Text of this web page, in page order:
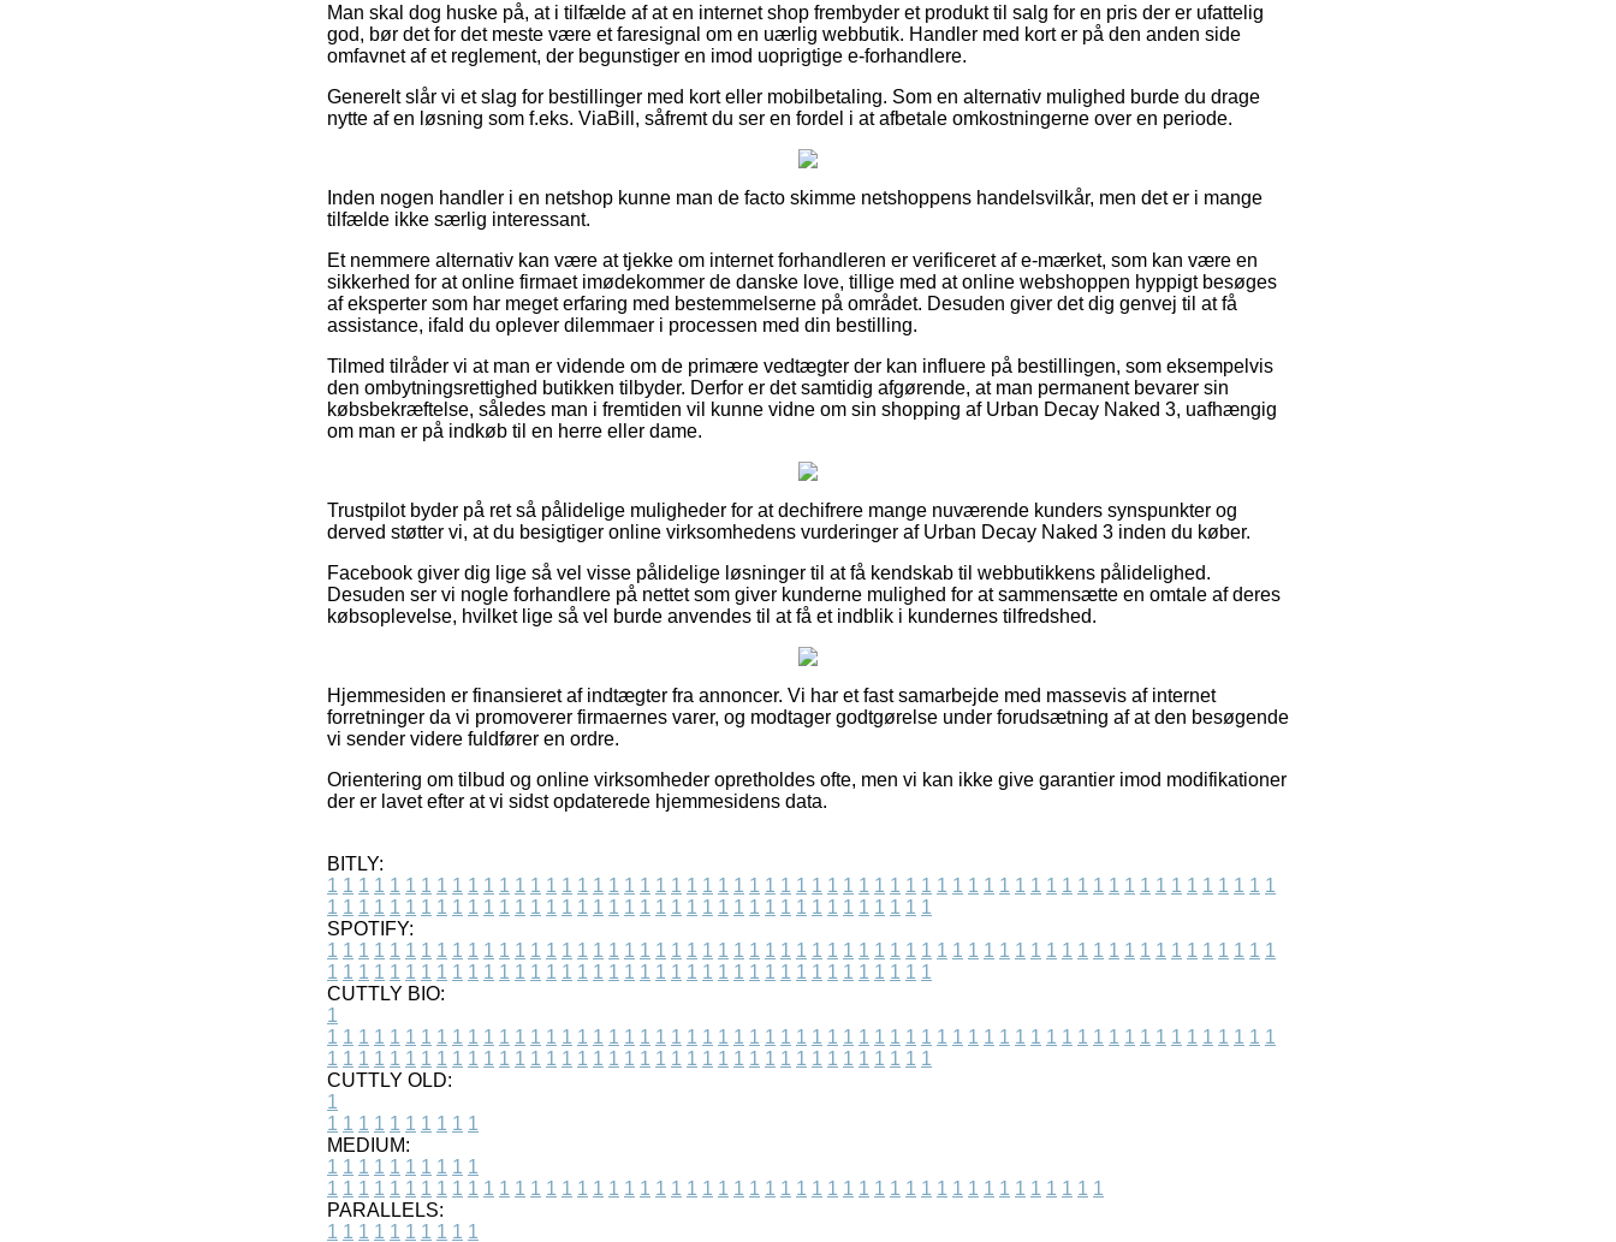
Man skal dog huske på, at i tilfælde af at en internet shop frembyder et produkt til salg for en pris der er ufattelig
god, bør det for det meste være et faresignal om en uærlig webbutik. Handler med kort er på den anden side
omfavnet af et reglement, der begunstiger en imod uoprigtige e-forhandlere.
Generelt slår vi et slag for bestillinger med kort eller mobilbetaling. Som en alternativ mulighed burde du drage
nytte af en løsning som f.eks. ViaBill, såfremt du ser en fordel i at afbetale omkostningerne over en periode.
Inden nogen handler i en netshop kunne man de facto skimme netshoppens handelsvilkår, men det er i mange
tilfælde ikke særlig interessant.
Et nemmere alternativ kan være at tjekke om internet forhandleren er verificeret af e-mærket, som kan være en
sikkerhed for at online firmaet imødekommer de danske love, tillige med at online webshoppen hyppigt besøges
af eksperter som har meget erfaring med bestemmelserne på området. Desuden giver det dig genvej til at få
assistance, ifald du oplever dilemmaer i processen med din bestilling.
Tilmed tilråder vi at man er vidende om de primære vedtægter der kan influere på bestillingen, som eksempelvis
den ombytningsrettighed butikken tilbyder. Derfor er det samtidig afgørende, at man permanent bevarer sin
købsbekræftelse, således man i fremtiden vil kunne vidne om sin shopping af Urban Decay Naked 3, uafhængig
om man er på indkøb til en herre eller dame.
Trustpilot byder på ret så pålidelige muligheder for at dechifrere mange nuværende kunders synspunkter og
derved støtter vi, at du besigtiger online virksomhedens vurderinger af Urban Decay Naked 3 inden du køber.
Facebook giver dig lige så vel visse pålidelige løsninger til at få kendskab til webbutikkens pålidelighed.
Desuden ser vi nogle forhandlere på nettet som giver kunderne mulighed for at sammensætte en omtale af deres
købsoplevelse, hvilket lige så vel burde anvendes til at få et indblik i kundernes tilfredshed.
Hjemmesiden er finansieret af indtægter fra annoncer. Vi har et fast samarbejde med massevis af internet
forretninger da vi promoverer firmaernes varer, og modtager godtgørelse under forudsætning af at den besøgende
vi sender videre fuldfører en ordre.
Orientering om tilbud og online virksomheder opretholdes ofte, men vi kan ikke give garantier imod modifikationer
der er lavet efter at vi sidst opdaterede hjemmesidens data.
BITLY:
1 1 1 1 1 1 1 1 1 1 1 1 1 1 1 1 1 1 1 1 1 1 1 1 1 1 1 1 1 1 1 1 1 1 1 1 1 1 1 1 1 1 1 1 1 1 1 1 1 1 1 1 1 1 1 1 1 1 1 1 1
1 1 1 1 1 1 1 1 1 1 1 1 1 1 1 1 1 1 1 1 1 1 1 1 1 1 1 1 1 1 1 1 1 1 1 1 1 1 1
SPOTIFY:
1 1 1 1 1 1 1 1 1 1 1 1 1 1 1 1 1 1 1 1 1 1 1 1 1 1 1 1 1 1 1 1 1 1 1 1 1 1 1 1 1 1 1 1 1 1 1 1 1 1 1 1 1 1 1 1 1 1 1 1 1
1 1 1 1 1 1 1 1 1 1 1 1 1 1 1 1 1 1 1 1 1 1 1 1 1 1 1 1 1 1 1 1 1 1 1 1 1 1 1
CUTTLY BIO:
1
1 1 1 1 1 1 1 1 1 1 1 1 1 1 1 1 1 1 1 1 1 1 1 1 1 1 1 1 1 1 1 1 1 1 1 1 1 1 1 1 1 1 1 1 1 1 1 1 1 1 1 1 1 1 1 1 1 1 1 1 1
1 1 1 1 1 1 1 1 1 1 1 1 1 1 1 1 1 1 1 1 1 1 1 1 1 1 1 1 1 1 1 1 1 1 1 1 1 1 1
CUTTLY OLD:
1
1 1 1 1 1 1 1 1 1 1
MEDIUM:
1 1 1 1 1 1 1 1 1 1
1 1 1 1 1 1 1 1 1 1 1 1 1 1 1 1 1 1 1 1 1 1 1 1 1 1 1 1 1 1 1 1 1 1 1 1 1 1 1 1 1 1 1 1 1 1 1 1 1 1
PARALLELS:
1 1 1 1 1 1 1 1 1 1